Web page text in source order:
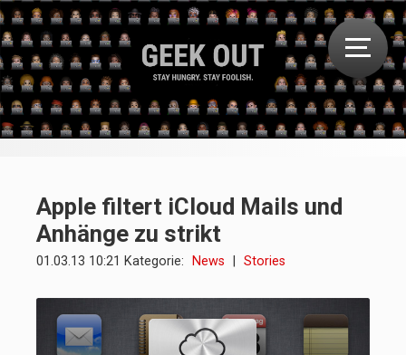
Apple filtert iCloud Mails und
Anhänge zu strikt
01.03.13 10:21 Kategorie: News Stories